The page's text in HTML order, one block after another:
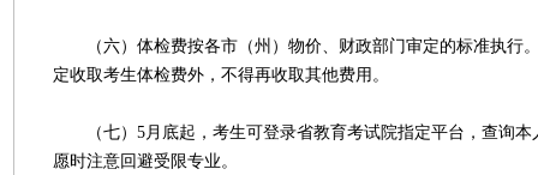
（六）体检费按各市（州）物价、财政部门审定的标准执行
定收取考生体检费外，不得再收取其他费用。
（七）5月底起，考生可登录省教育考试院指定平台，查询本
愿时注意回避受限专业。